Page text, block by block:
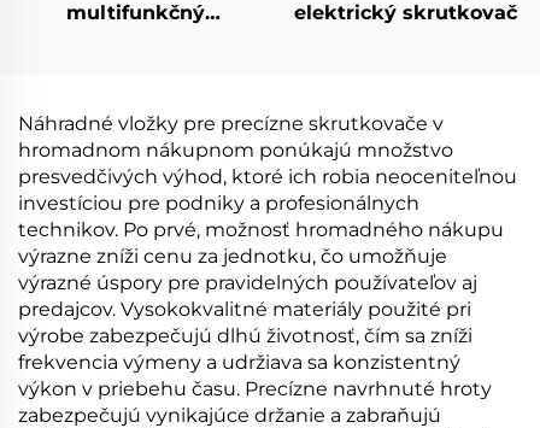
multifunkčný
elektrický skrutkovač
Náhradné vložky pre precízne skrutkovače v
hromadnom nákupnom ponúkajú množstvo
presvedčivých výhod, ktoré ich robia neoceniteľnou
investíciou pre podniky a profesionálnych
technikov. Po prvé, možnosť hromadného nákupu
výrazne zníži cenu za jednotku, čo umožňuje
výrazné úspory pre pravidelných používateľov aj
predajcov. Vysokokvalitné materiály použité pri
výrobe zabezpečujú dlhú životnosť, čím sa zníži
frekvencia výmeny a udržiava sa konzistentný
výkon v priebehu času. Precízne navrhnuté hroty
zabezpečujú vynikajúce držanie a zabraňujú